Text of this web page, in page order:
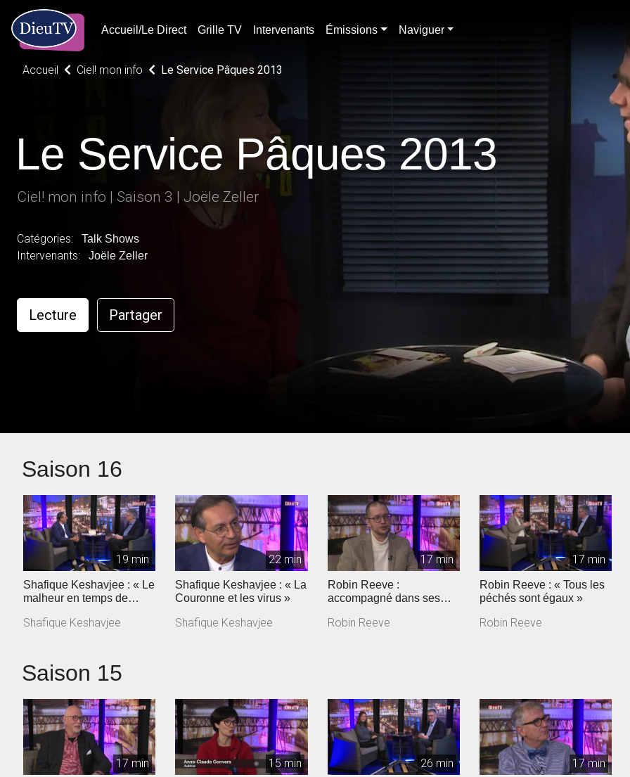
Accueil/Le Direct Grille TV Intervenants Émissions Naviguer
Accueil Ciel! mon info Le Service Pâques 2013
Le Service Pâques 2013
Ciel! mon info | Saison 3 | Joële Zeller
Catégories: Talk Shows
Intervenants: Joële Zeller
Lecture Partager
Saison 16
19 min
Shafique Keshavjee : « Le
malheur en temps de
Shafique Keshavjee
22 min
Shafique Keshavjee : « La
Couronne et les virus »
Shafique Keshavjee
17 min
Robin Reeve :
accompagné dans ses
Robin Reeve
17 min
Robin Reeve : « Tous les
péchés sont égaux »
Robin Reeve
Saison 15
17 min 15 min 26 min 17 min